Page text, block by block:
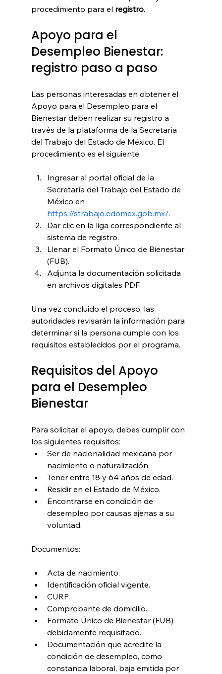
procedimiento para el registro.
Apoyo para el
Desempleo Bienestar:
registro paso a paso
Las personas interesadas en obtener el
Apoyo para el Desempleo para el
Bienestar deben realizar su registro a
través de la plataforma de la Secretaría
del Trabajo del Estado de México. El
procedimiento es el siguiente:
Ingresar al portal oficial de la
Secretaría del Trabajo del Estado de
México en
https://strabajo.edomex.gob.mx/.
Dar clic en la liga correspondiente al
sistema de registro.
Llenar el Formato Único de Bienestar
(FUB).
Adjunta la documentación solicitada
en archivos digitales PDF.
Una vez concluido el proceso, las
autoridades revisarán la información para
determinar si la persona cumple con los
requisitos establecidos por el programa.
Requisitos del Apoyo
para el Desempleo
Bienestar
Para solicitar el apoyo, debes cumplir con
los siguientes requisitos:
Ser de nacionalidad mexicana por
nacimiento o naturalización.
Tener entre 18 y 64 años de edad.
Residir en el Estado de México.
Encontrarse en condición de
desempleo por causas ajenas a su
voluntad.
Documentos:
Acta de nacimiento.
Identificación oficial vigente.
CURP.
Comprobante de domicilio.
Formato Único de Bienestar (FUB)
debidamente requisitado.
Documentación que acredite la
condición de desempleo, como
constancia laboral, baja emitida por